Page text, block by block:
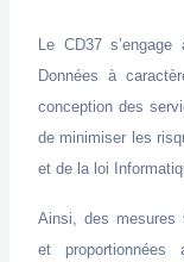
Le CD37
Données à
conception des
de minimiser les
et de la loi
Ainsi, des mesures
et proportionnées